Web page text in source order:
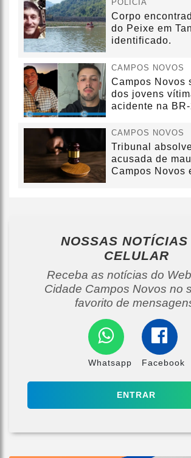
POLÍCIA
Corpo
do Peixe em
identificado.
CAMPOS NOVOS
Campos Novos
dos jovens
acidente na
CAMPOS NOVOS
Tribunal
acusada de
Campos Novos
NOSSAS NOTÍCIAS
CELULAR
Receba as notícias do
Cidade Campos Novos no
favorito de
Whatsapp Facebook
ENTRAR